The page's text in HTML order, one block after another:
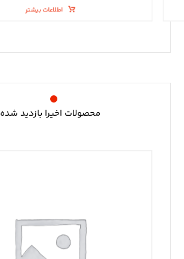
اطلاعات بیشتر
محصولات اخیرا بازدید شده